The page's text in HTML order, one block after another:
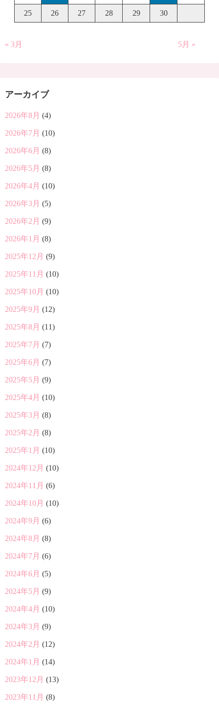
25 26 27 28 29 30
« 3月 5月 »
アーカイブ
2026年8月 (4)
2026年7月 (10)
2026年6月 (8)
2026年5月 (8)
2026年4月 (10)
2026年3月 (5)
2026年2月 (9)
2026年1月 (8)
2025年12月 (9)
2025年11月 (10)
2025年10月 (10)
2025年9月 (12)
2025年8月 (11)
2025年7月 (7)
2025年6月 (7)
2025年5月 (9)
2025年4月 (10)
2025年3月 (8)
2025年2月 (8)
2025年1月 (10)
2024年12月 (10)
2024年11月 (6)
2024年10月 (10)
2024年9月 (6)
2024年8月 (8)
2024年7月 (6)
2024年6月 (5)
2024年5月 (9)
2024年4月 (10)
2024年3月 (9)
2024年2月 (12)
2024年1月 (14)
2023年12月 (13)
2023年11月 (8)